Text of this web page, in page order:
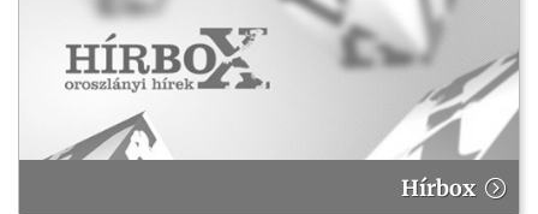
Hírbox